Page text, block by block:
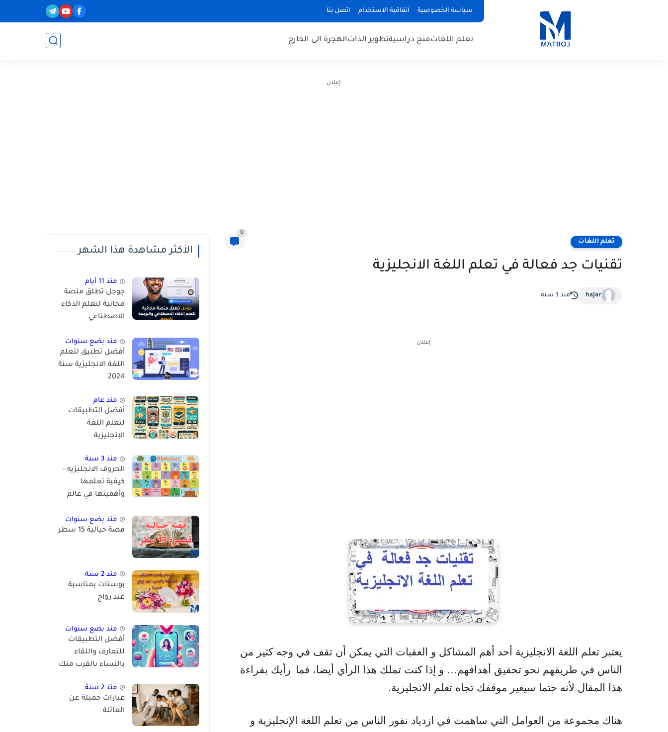
سياسة الخصوصية اتفاقية الاستخدام اتصل بنا
تعلم اللغاتمنح دراسيةتطوير الذاتالهجرة الى الخارج
إعلان
تعلم اللغات
0
تقنيات جد فعالة في تعلم اللغة الانجليزية
hajar منذ 3 سنة
إعلان
يعتبر تعلم اللغة الانجليزية أحد أهم المشاكل و العقبات التي يمكن أن تقف في وجه كثير من
الناس في طريقهم نحو تحقيق أهدافهم… و إذا كنت تملك هذا الرأي أيضا، فما رأيك بقراءة
هذا المقال لأنه حتما سيغير موقفك تجاه تعلم الانجليزية.
هناك مجموعة من العوامل التي ساهمت في ازدياد نفور الناس من تعلم اللغة الإنجليزية و
الأكثر مشاهدة هذا الشهر
منذ 11 أيام
جوجل تطلق منصة
مجانية لتعلم الذكاء
الاصطناعي
شهادات عالمية
منذ بضع سنوات
أفضل تطبيق لتعلم
اللغة الانجليزية سنة
2024
منذ عام
أفضل التطبيقات
لتعلم اللغة
الإنجليزية
منذ 3 سنة
الحروف الانجليزيه -
كيفية تعلمها
وأهميتها في عالم
منذ بضع سنوات
قصة خيالية 15 سطر
منذ 2 سنة
بوستات بمناسبة
عيد زواج
منذ بضع سنوات
أفضل التطبيقات
للتعارف واللقاء
بالنساء بالقرب منك
منذ 2 سنة
عبارات جميلة عن
العائلة